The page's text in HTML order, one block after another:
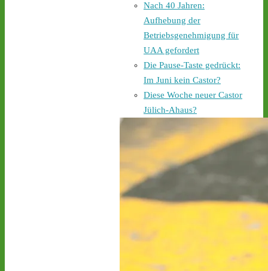
Castor stoppen!
@castorstoppen.bsky.social
Gegen 0.35 Uhr erreicht
der Castor-Konvoi das
Dreieck Bottrop und fährt
weiter auf die A31, den
letzten Autobahnabschnitt
bis nach Ahaus -
stoppen.de/ticker/
#atommüll
#castor
castor-stoppen.de
Ticker – Castor
stoppen!
Nach 40 Jahren:
Aufhebung der
Betriebsgenehmigung für
UAA gefordert
Die Pause-Taste gedrückt:
Im Juni kein Castor?
Diese Woche neuer Castor
Jülich-Ahaus?